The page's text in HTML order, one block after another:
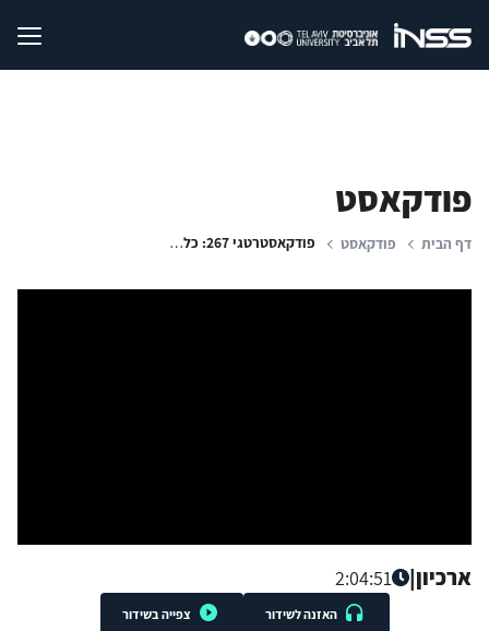
פודקאסט
דף הבית פודקאסט פודקאסטרטגי 267: כלכלת מלחמה | יחסי רוסיה-ישראל: סוף לקונספציה? | משחקי התודעה | סין והמלחמה בעזה
ארכיון|
2:04:51
האזנה לשידור צפייה בשידור